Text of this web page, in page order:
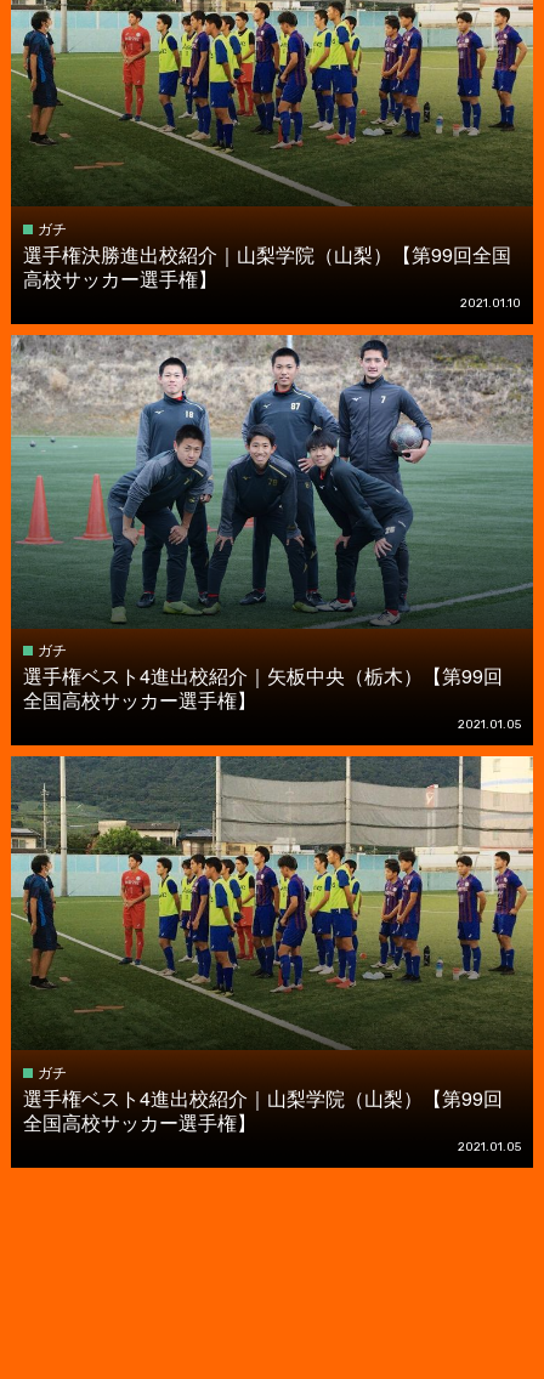
ガチ
選手権決勝進出校紹介｜山梨学院（山梨）【第99回全国
高校サッカー選手権】
2021.01.10
ガチ
選手権ベスト4進出校紹介｜矢板中央（栃木）【第99回
全国高校サッカー選手権】
2021.01.05
ガチ
選手権ベスト4進出校紹介｜山梨学院（山梨）【第99回
全国高校サッカー選手権】
2021.01.05